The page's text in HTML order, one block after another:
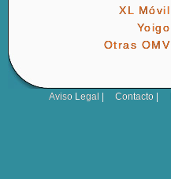
XL Móvil
Yoigo
Otras OMV
Aviso Legal Contacto